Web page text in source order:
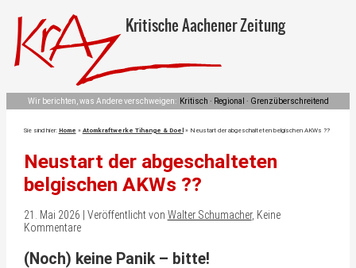
Kritische Aachener Zeitung
Wir berichten, was Andere verschweigen: Kritisch · Regional · Grenzüberschreitend
Sie sind hier: Home » Atomkraftwerke Tihange & Doel» Neustart der abgeschalteten belgischen AKWs ??
Neustart der abgeschalteten
belgischen AKWs ??
21. Mai 2026 | Veröffentlicht von Walter Schumacher, Keine
Kommentare
(Noch) keine Panik – bitte!